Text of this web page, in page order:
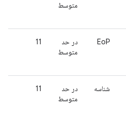
متوسط
EoP
در حد
متوسط
11
شناسه
در حد
متوسط
11